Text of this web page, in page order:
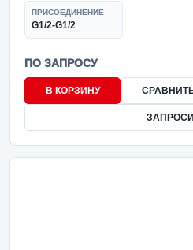
ПРИСОЕДИНЕНИЕ
G1/2-G1/2
ПО ЗАПРОСУ
В КОРЗИНУ